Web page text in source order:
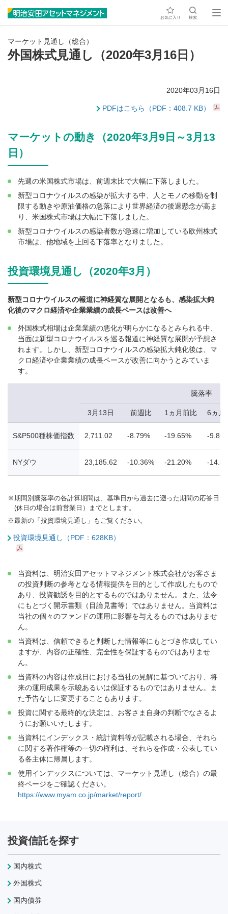
お気に入り 検索
マーケット見通し（総合）
外国株式見通し（2020年3月16日）
2020年03月16日
PDFはこちら（PDF：408.7 KB）
マーケットの動き（2020年3月9日～3月13
日）
先週の米国株式市場は、前週末比で大幅に下落しました。
新型コロナウイルスの感染が拡大する中、人とモノの移動を制
限する動きや原油価格の急落により世界経済の後退懸念が高ま
り、米国株式市場は大幅に下落しました。
新型コロナウイルスの感染者数が急速に増加している欧州株式
市場は、他地域を上回る下落率となりました。
投資環境見通し（2020年3月）
新型コロナウイルスの報道に神経質な展開となるも、感染拡大鈍
化後のマクロ経済や企業業績の成長ペースは改善へ
外国株式相場は企業業績の悪化が明らかになるとみられる中、
当面は新型コロナウイルスを巡る報道に神経質な展開が予想さ
れます。しかし、新型コロナウイルスの感染拡大鈍化後は、マ
クロ経済や企業業績の成長ペースが改善に向かうとみていま
す。
騰落率
3月13日 前週比 1ヵ月前比 6ヵ月
S&P500種株価指数 2,711.02 -8.79% -19.65% -
NYダウ 23,185.62 -10.36% -21.20% -
※期間別騰落率の各計算期間は、基準日から過去に遡った期間の応答日
(休日の場合は前営業日）までとします。
※最新の「投資環境見通し」もご覧ください。
投資環境見通し（PDF：628KB）
当資料は、明治安田アセットマネジメント株式会社がお客さま
の投資判断の参考となる情報提供を目的として作成したもので
あり、投資勧誘を目的とするものではありません。また、法令
にもとづく開示書類（目論見書等）ではありません。当資料は
当社の個々のファンドの運用に影響を与えるものではありませ
ん。
当資料は、信頼できると判断した情報等にもとづき作成してい
ますが、内容の正確性、完全性を保証するものではありませ
ん。
当資料の内容は作成日における当社の見解に基づいており、将
来の運用成果を示唆あるいは保証するものではありません。ま
た予告なしに変更することもあります。
投資に関する最終的な決定は、お客さま自身の判断でなさるよ
うにお願いいたします。
当資料にインデックス・統計資料等が記載される場合、それら
に関する著作権等の一切の権利は、それらを作成・公表してい
る各主体に帰属します。
使用インデックスについては、マーケット見通し（総合）の最
終ページをご確認ください。
https://www.myam.co.jp/market/report/
投資信託を探す
国内株式
外国株式
国内債券